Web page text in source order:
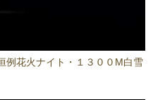
例花火ナイト・１３００M白雪